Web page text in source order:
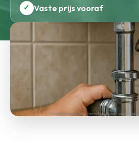
✓ Vaste prijs vooraf